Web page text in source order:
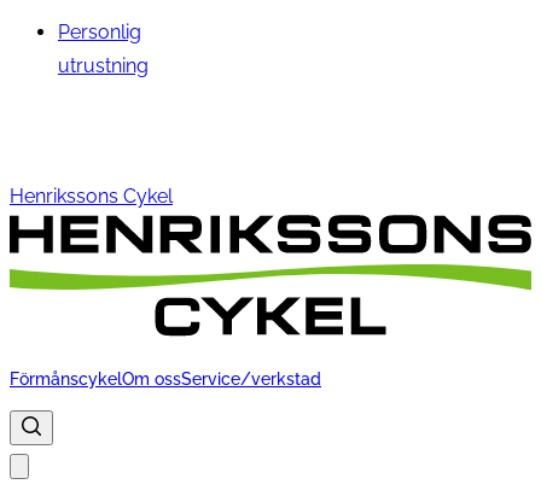
Personlig
utrustning
Henrikssons Cykel
FörmånscykelOm ossService/verkstad